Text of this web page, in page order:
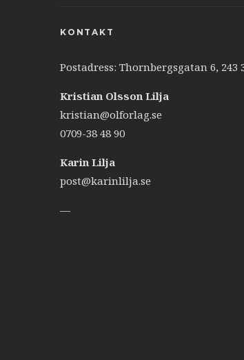
KONTAKT
Postadress: Thornbergsgatan 6, 243
Kristian Olsson Lilja
kristian@olforlag.se
0709-38 48 90
Karin Lilja
post@karinlilja.se
—